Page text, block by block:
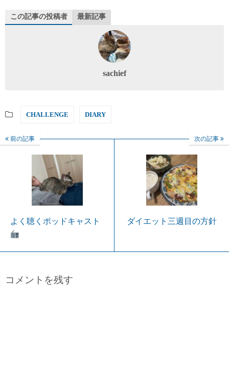
この記事の投稿者 最新記事
sachief
CHALLENGE DIARY
前の記事
よく聴くポッドキャスト
次の記事
ダイエット三週目の方針
コメントを残す